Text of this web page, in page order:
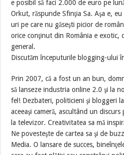
e posibil să faci 2.000 de euro pe
Orkut, răspunde Sfinţia Sa. Aşa e,
uri pe care nu găseşti picior de
orice conţinut din România e exotic,
general.
Discutăm începuturile blogging-ului
Prin 2007, că a fost un an bun,
să lanseze industria online 2.0 şi la
fel! Dezbateri, politicieni şi bloggeri
aceeaşi cameră, ascultând un
la televizor. Creativitatea sa mă
Ne povesteşte de cartea sa şi de
Media. O lansare de succes,